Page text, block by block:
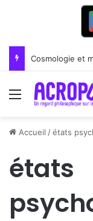
Renoir : la
Menu
Accueil /états
états